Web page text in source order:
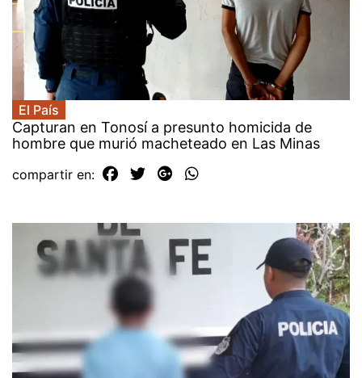
El País
Capturan en Tonosí a presunto homicida de
hombre que murió macheteado en Las Minas
compartir en: